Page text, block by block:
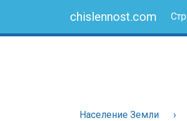
chislennost.com
Население Земли